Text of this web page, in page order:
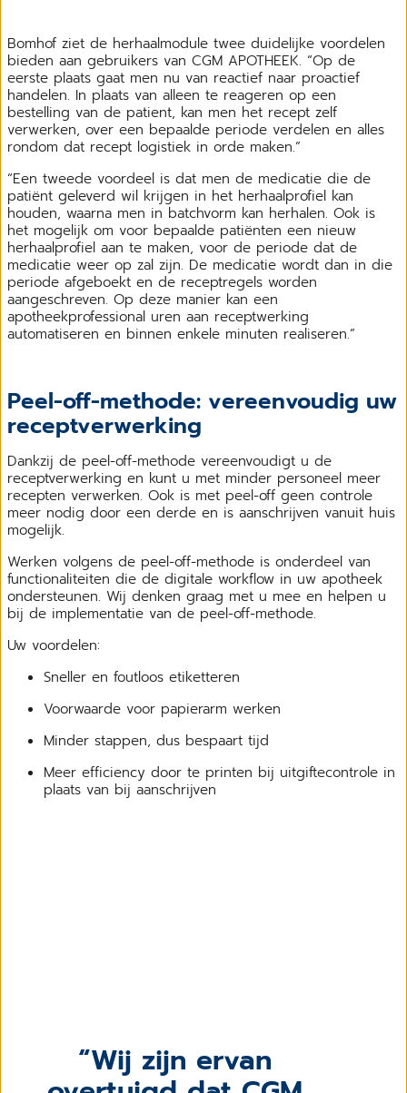
Bomhof ziet de herhaalmodule twee duidelijke voordelen
bieden aan gebruikers van CGM APOTHEEK. “Op de
eerste plaats gaat men nu van reactief naar proactief
handelen. In plaats van alleen te reageren op een
bestelling van de patient, kan men het recept zelf
verwerken, over een bepaalde periode verdelen en alles
rondom dat recept logistiek in orde maken.”
“Een tweede voordeel is dat men de medicatie die de
patiënt geleverd wil krijgen in het herhaalprofiel kan
houden, waarna men in batchvorm kan herhalen. Ook is
het mogelijk om voor bepaalde patiënten een nieuw
herhaalprofiel aan te maken, voor de periode dat de
medicatie weer op zal zijn. De medicatie wordt dan in die
periode afgeboekt en de receptregels worden
aangeschreven. Op deze manier kan een
apotheekprofessional uren aan receptwerking
automatiseren en binnen enkele minuten realiseren.”
Peel-off-methode: vereenvoudig uw
receptverwerking
Dankzij de peel-off-methode vereenvoudigt u de
receptverwerking en kunt u met minder personeel meer
recepten verwerken. Ook is met peel-off geen controle
meer nodig door een derde en is aanschrijven vanuit huis
mogelijk.
Werken volgens de peel-off-methode is onderdeel van
functionaliteiten die de digitale workflow in uw apotheek
ondersteunen. Wij denken graag met u mee en helpen u
bij de implementatie van de peel-off-methode.
Uw voordelen:
Sneller en foutloos etiketteren
Voorwaarde voor papierarm werken
Minder stappen, dus bespaart tijd
Meer efficiency door te printen bij uitgiftecontrole in
plaats van bij aanschrijven
Wij zijn ervan